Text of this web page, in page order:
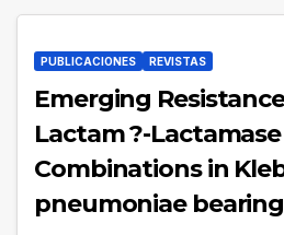
PUBLICACIONES REVISTAS
Emerging
Lactam ?-
Combinations in
pneumoniae